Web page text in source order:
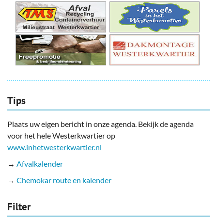
Tips
Plaats uw eigen bericht in onze agenda. Bekijk de agenda
voor het hele Westerkwartier op
www.inhetwesterkwartier.nl
→ Afvalkalender
→ Chemokar route en kalender
Filter